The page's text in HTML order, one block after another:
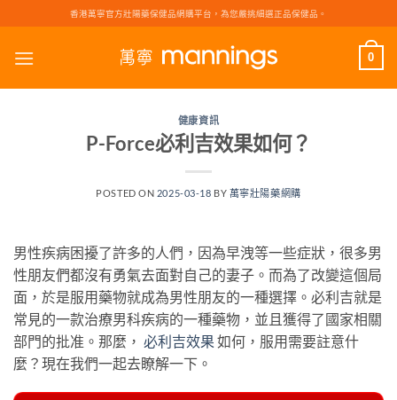
to
content
香港萬寧官方壯陽藥保健品網購平台，為您嚴挑細選正品保健品。
0
健康資訊
P-Force必利吉效果如何？
POSTED ON 2025-03-18 BY 萬寧壯陽藥網購
男性疾病困擾了許多的人們，因為早洩等一些症狀，很多男
性朋友們都沒有勇氣去面對自己的妻子。而為了改變這個局
面，於是服用藥物就成為男性朋友的一種選擇。必利吉就是
常見的一款治療男科疾病的一種藥物，並且獲得了國家相關
部門的批准。那麼， 必利吉效果 如何，服用需要註意什
麼？現在我們一起去瞭解一下。